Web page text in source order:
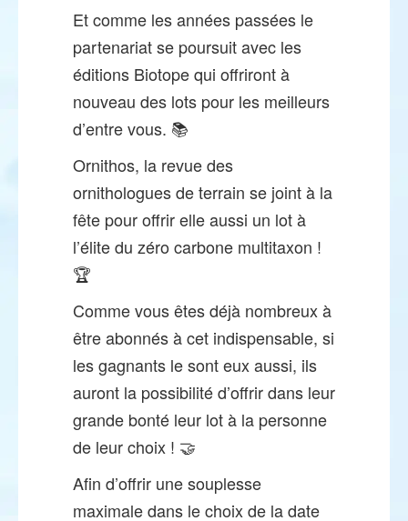
Et comme les années passées le
partenariat se poursuit avec les
éditions Biotope qui offriront à
nouveau des lots pour les meilleurs
d’entre vous. 📚
Ornithos, la revue des
ornithologues de terrain se joint à la
fête pour offrir elle aussi un lot à
l’élite du zéro carbone multitaxon !
🏆
Comme vous êtes déjà nombreux à
être abonnés à cet indispensable, si
les gagnants le sont eux aussi, ils
auront la possibilité d’offrir dans leur
grande bonté leur lot à la personne
de leur choix ! 🤝
Afin d’offrir une souplesse
maximale dans le choix de la date